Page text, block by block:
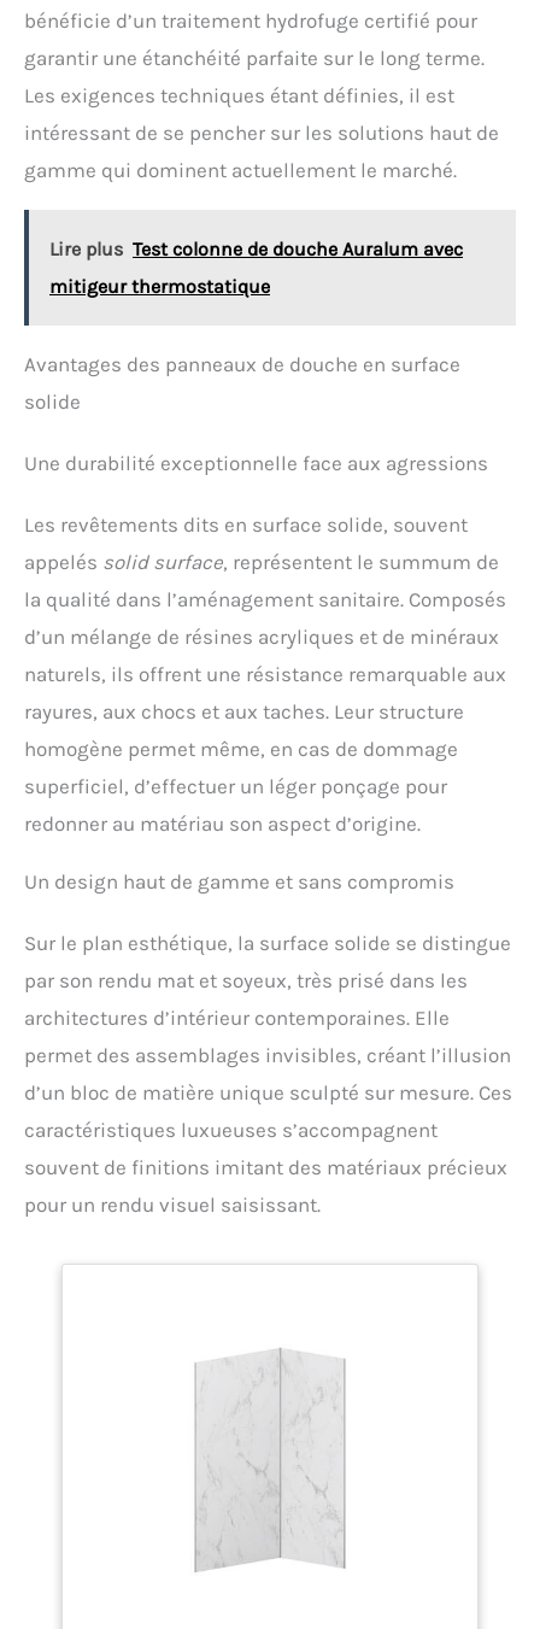
bénéficie d’un traitement hydrofuge certifié pour
garantir une étanchéité parfaite sur le long terme.
Les exigences techniques étant définies, il est
intéressant de se pencher sur les solutions haut de
gamme qui dominent actuellement le marché.
Lire plus Test colonne de douche Auralum avec
mitigeur thermostatique
Avantages des panneaux de douche en surface
solide
Une durabilité exceptionnelle face aux agressions
Les revêtements dits en surface solide, souvent
appelés solid surface, représentent le summum de
la qualité dans l’aménagement sanitaire. Composés
d’un mélange de résines acryliques et de minéraux
naturels, ils offrent une résistance remarquable aux
rayures, aux chocs et aux taches. Leur structure
homogène permet même, en cas de dommage
superficiel, d’effectuer un léger ponçage pour
redonner au matériau son aspect d’origine.
Un design haut de gamme et sans compromis
Sur le plan esthétique, la surface solide se distingue
par son rendu mat et soyeux, très prisé dans les
architectures d’intérieur contemporaines. Elle
permet des assemblages invisibles, créant l’illusion
d’un bloc de matière unique sculpté sur mesure. Ces
caractéristiques luxueuses s’accompagnent
souvent de finitions imitant des matériaux précieux
pour un rendu visuel saisissant.